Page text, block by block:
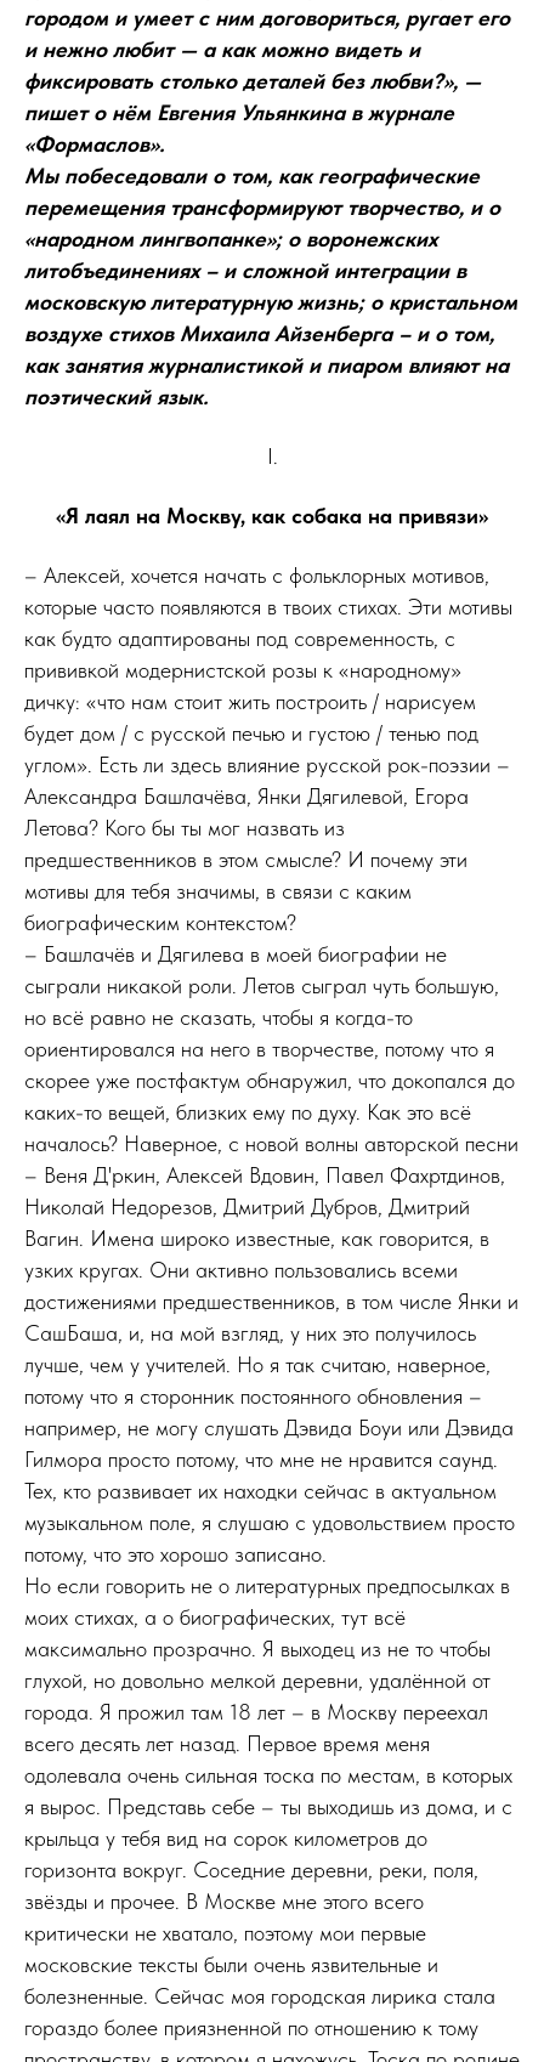
городом и умеет с ним договориться, ругает его
и нежно любит — а как можно видеть и
фиксировать столько деталей без любви?», —
пишет о нём Евгения Ульянкина в журнале
«Формаслов».
Мы побеседовали о том, как географические
перемещения трансформируют творчество, и о
«народном лингвопанке»; о воронежских
литобъединениях – и сложной интеграции в
московскую литературную жизнь; о кристальном
воздухе стихов Михаила Айзенберга – и о том,
как занятия журналистикой и пиаром влияют на
поэтический язык.
I.
«Я лаял на Москву, как собака на привязи»
– Алексей, хочется начать с фольклорных мотивов,
которые часто появляются в твоих стихах. Эти мотивы
как будто адаптированы под современность, с
прививкой модернистской розы к «народному»
дичку: «что нам стоит жить построить / нарисуем
будет дом / с русской печью и густою / тенью под
углом». Есть ли здесь влияние русской рок-поэзии –
Александра Башлачёва, Янки Дягилевой, Егора
Летова? Кого бы ты мог назвать из
предшественников в этом смысле? И почему эти
мотивы для тебя значимы, в связи с каким
биографическим контекстом?
– Башлачёв и Дягилева в моей биографии не
сыграли никакой роли. Летов сыграл чуть большую,
но всё равно не сказать, чтобы я когда-то
ориентировался на него в творчестве, потому что я
скорее уже постфактум обнаружил, что докопался до
каких-то вещей, близких ему по духу. Как это всё
началось? Наверное, с новой волны авторской песни
– Веня Д'ркин, Алексей Вдовин, Павел Фахртдинов,
Николай Недорезов, Дмитрий Дубров, Дмитрий
Вагин. Имена широко известные, как говорится, в
узких кругах. Они активно пользовались всеми
достижениями предшественников, в том числе Янки и
СашБаша, и, на мой взгляд, у них это получилось
лучше, чем у учителей. Но я так считаю, наверное,
потому что я сторонник постоянного обновления –
например, не могу слушать Дэвида Боуи или Дэвида
Гилмора просто потому, что мне не нравится саунд.
Тех, кто развивает их находки сейчас в актуальном
музыкальном поле, я слушаю с удовольствием просто
потому, что это хорошо записано.
Но если говорить не о литературных предпосылках в
моих стихах, а о биографических, тут всё
максимально прозрачно. Я выходец из не то чтобы
глухой, но довольно мелкой деревни, удалённой от
города. Я прожил там 18 лет – в Москву переехал
всего десять лет назад. Первое время меня
одолевала очень сильная тоска по местам, в которых
я вырос. Представь себе – ты выходишь из дома, и с
крыльца у тебя вид на сорок километров до
горизонта вокруг. Соседние деревни, реки, поля,
звёзды и прочее. В Москве мне этого всего
критически не хватало, поэтому мои первые
московские тексты были очень язвительные и
болезненные. Сейчас моя городская лирика стала
гораздо более приязненной по отношению к тому